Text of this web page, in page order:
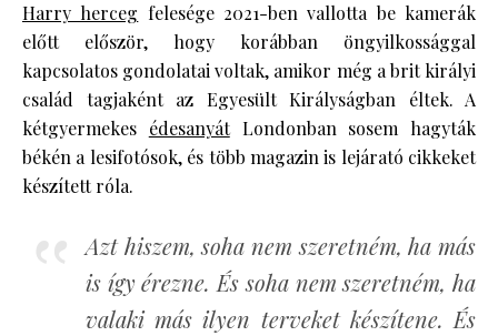
Harry herceg felesége 2021-ben vallotta be kamerák
előtt először, hogy korábban öngyilkossággal
kapcsolatos gondolatai voltak, amikor még a brit királyi
család tagjaként az Egyesült Királyságban éltek. A
kétgyermekes édesanyátLondonban sosem hagyták
békén a lesifotósok, és több magazin is lejárató cikkeket
készített róla.
Azt hiszem, soha nem szeretném, ha más
is így érezne. És soha nem szeretném, ha
valaki más ilyen terveket készítene. És